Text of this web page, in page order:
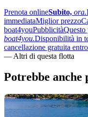
Prenota onlineSubito, ora.
immediataMiglior prezzo
boat4youPubblicitàQuesto
boat4you.Disponibilità in
cancellazione gratuita
— Altri di questa flotta
Potrebbe anche